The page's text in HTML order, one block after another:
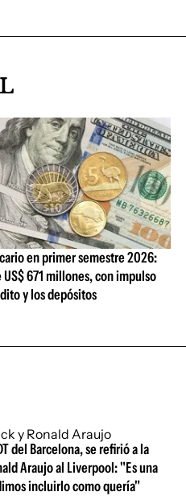
en primer semestre 2026:
US$ 671 millones, con impulso
y los depósitos
del Barcelona, se refirió a la
Araujo al Liverpool: "Es una
incluirlo como quería"